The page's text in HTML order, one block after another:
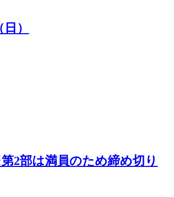
）
2部は満員のため締め切り